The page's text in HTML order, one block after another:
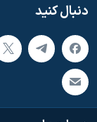
دنبال کنید